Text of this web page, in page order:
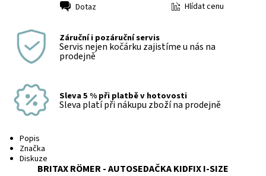
Dotaz Hlídat cenu
Záruční i pozáruční servis
Servis nejen kočárku zajistíme u nás na
prodejně
Sleva 5 % při platbě v hotovosti
Sleva platí při nákupu zboží na prodejně
Popis
Značka
Diskuze
BRITAX RÖMER - AUTOSEDAČKA KIDFIX I-SIZE